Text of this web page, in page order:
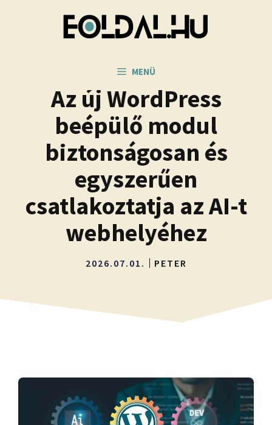
MENÜ
Az új WordPress
beépülő modul
biztonságosan és
egyszerűen
csatlakoztatja az AI-t
webhelyéhez
2026.07.01. PETER